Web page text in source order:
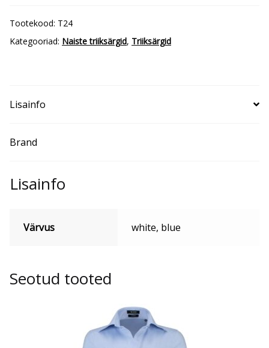
kogus
Tootekood: T24
Kategooriad: Naiste triiksärgid, Triiksärgid
Lisainfo
Brand
Lisainfo
Värvus white, blue
Seotud tooted